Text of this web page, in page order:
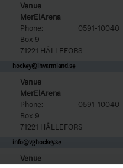
Venue
MerElArena
Phone:
0591-10040
Box 9
71221 HÄLLEFORS
hockey@ihvarmland.se
Venue
MerElArena
Phone:
0591-10040
Box 9
71221 HÄLLEFORS
info@vghockey.se
Venue